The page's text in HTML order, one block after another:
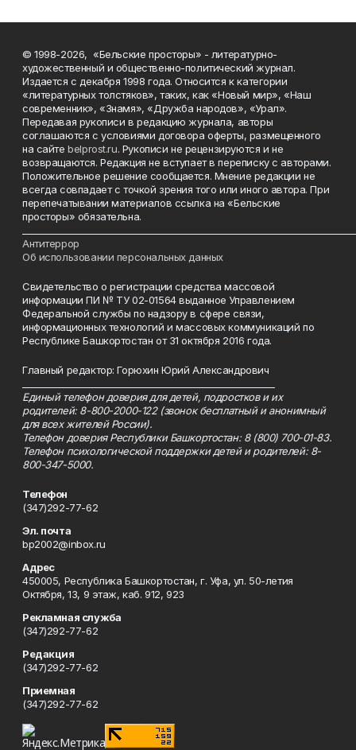
© 1998-2026, «Бельские просторы» - литературно-
художественный и общественно-политический журнал.
Издается с декабря 1998 года. Относится к категории
«литературных толстяков», таких, как «Новый мир», «Наш
современник», «Знамя», «Дружба народов», «Урал».
Передавая рукописи в редакцию журнала, авторы
соглашаются с условиями договора оферты, размещенного
на сайтеbelprost.ru. Рукописи не рецензируются и не
возвращаются. Редакция не вступает в переписку с авторами.
Положительное решение сообщается. Мнение редакции не
всегда совпадает с точкой зрения того или иного автора. При
перепечатывании материалов ссылка на «Бельские
просторы» обязательна.
Антитеррор
Об использовании персональных данных
Свидетельство о регистрации средства массовой
информации ПИ № ТУ 02-01564 выданное Управлением
Федеральной службы по надзору в сфере связи,
информационных технологий и массовых коммуникаций по
Республике Башкортостан от 31 октября 2016 года.
Главный редактор: Горюхин Юрий Александрович
Единый телефон доверия для детей, подростков и их
родителей: 8-800-2000-122 (звонок бесплатный и анонимный
для всех жителей России).
Телефон доверия Республики Башкортостан: 8 (800) 700-01-83.
Телефон психологической поддержки детей и родителей: 8-
800-347-5000.
Телефон
(347)292-77-62
Эл. почта
bp2002@inbox.ru
Адрес
450005, Республика Башкортостан, г. Уфа, ул. 50-летия
Октября, 13, 9 этаж, каб. 912, 923
Рекламная служба
(347)292-77-62
Редакция
(347)292-77-62
Приемная
(347)292-77-62